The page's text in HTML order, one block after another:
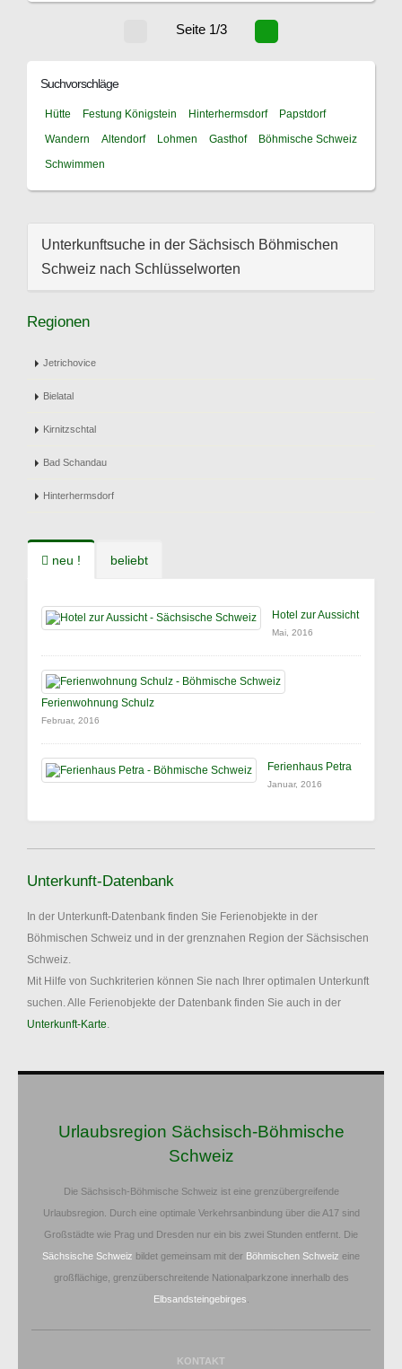
Seite 1/3
Suchvorschläge
Hütte Festung Königstein Hinterhermsdorf
Papstdorf
Wandern
Altendorf Lohmen Gasthof
Böhmische Schweiz
Schwimmen
Unterkunftsuche in der Sächsisch Böhmischen
Schweiz nach Schlüsselworten
Regionen
Jetrichovice
Bielatal
Kirnitzschtal
Bad Schandau
Hinterhermsdorf
neu ! beliebt
Hotel zur Aussicht
Mai, 2016
Ferienwohnung Schulz
Februar, 2016
Ferienhaus Petra
Januar, 2016
Unterkunft-Datenbank
In der Unterkunft-Datenbank finden Sie Ferienobjekte in der
Böhmischen Schweiz und in der grenznahen Region der Sächsischen
Schweiz.
Mit Hilfe von Suchkriterien können Sie nach Ihrer optimalen Unterkunft
suchen. Alle Ferienobjekte der Datenbank finden Sie auch in der
Unterkunft-Karte.
Urlaubsregion Sächsisch-Böhmische
Schweiz
Die Sächsisch-Böhmische Schweiz ist eine grenzübergreifende
Urlaubsregion. Durch eine optimale Verkehrsanbindung über die A17 sind
Großstädte wie Prag und Dresden nur ein bis zwei Stunden entfernt. Die
Sächsische Schweiz bildet gemeinsam mit der Böhmischen Schweiz eine
großflächige, grenzüberschreitende Nationalparkzone innerhalb des
Elbsandsteingebirges
KONTAKT